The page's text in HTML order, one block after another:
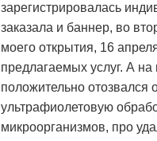
зарегистрировалась
заказала и баннер, во
моего открытия, 16
предлагаемых услуг. А
положительно отозвался
ультрафиолетовую
микроорганизмов, про